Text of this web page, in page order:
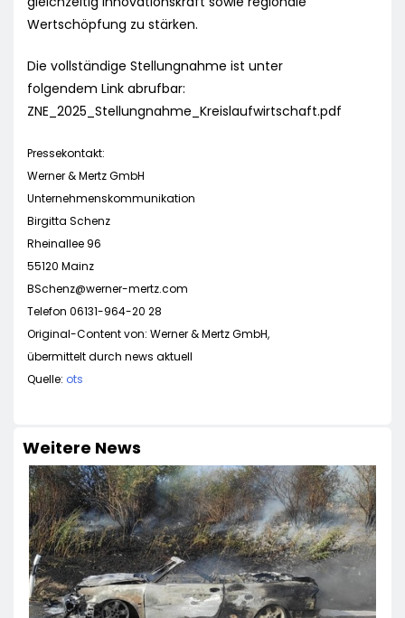
Wertschöpfung zu stärken.
Die vollständige Stellungnahme ist unter
folgendem Link abrufbar:
ZNE_2025_Stellungnahme_Kreislaufwirtschaft.pdf
Pressekontakt:
Werner & Mertz GmbH
Unternehmenskommunikation
Birgitta Schenz
Rheinallee 96
55120 Mainz
BSchenz@werner-mertz.com
Telefon 06131-964-20 28
Original-Content von: Werner & Mertz GmbH,
übermittelt durch news aktuell
Quelle: ots
Weitere News